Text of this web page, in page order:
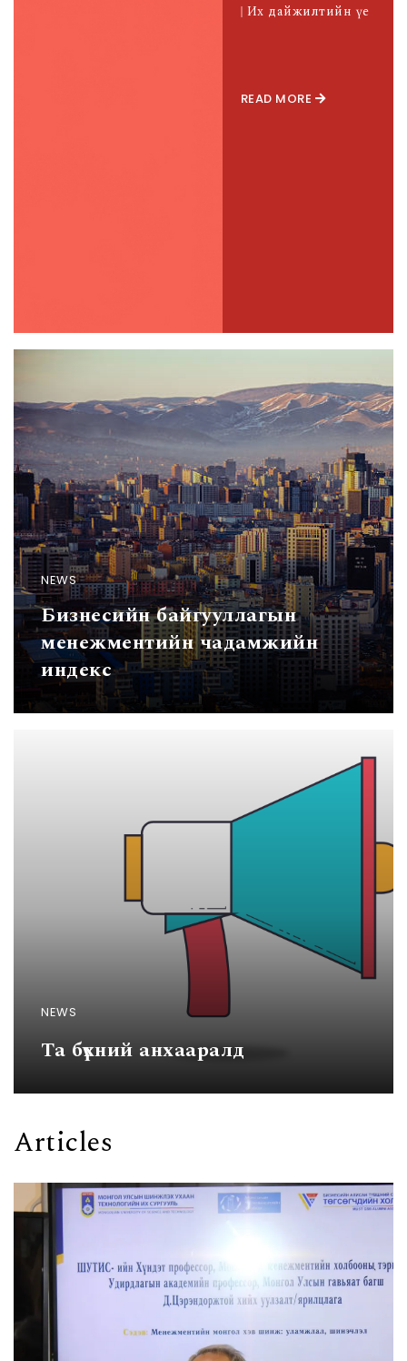
Их дайжилтийн үе
READ MORE
NEWS
Бизнесийн байгууллагын
менежментийн чадамжийн
индекс
NEWS
Та бүхний анхааралд
Articles